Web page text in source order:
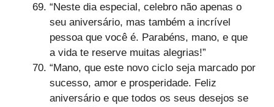
“Neste dia especial, celebro não apenas o
seu aniversário, mas também a incrível
pessoa que você é. Parabéns, mano, e que
a vida te reserve muitas alegrias!”
“Mano, que este novo ciclo seja marcado por
sucesso, amor e prosperidade. Feliz
aniversário e que todos os seus desejos se